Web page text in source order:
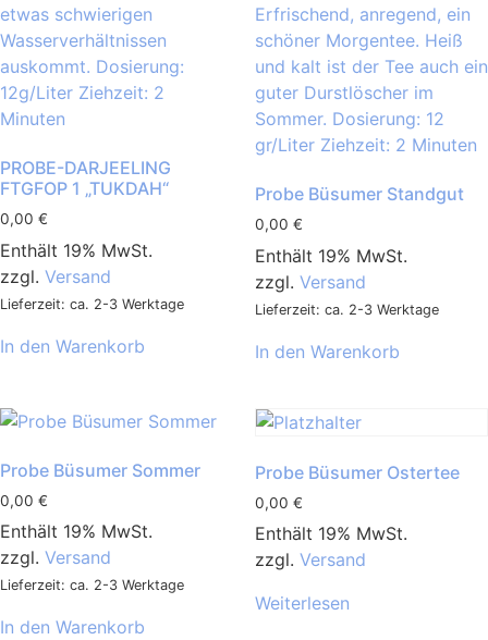
PROBE-DARJEELING
FTGFOP 1 „TUKDAH“
0,00 €
Enthält 19% MwSt.
zzgl. Versand
Lieferzeit: ca. 2-3 Werktage
In den Warenkorb
Probe Büsumer Standgut
0,00 €
Enthält 19% MwSt.
zzgl. Versand
Lieferzeit: ca. 2-3 Werktage
In den Warenkorb
Probe Büsumer Sommer
0,00 €
Enthält 19% MwSt.
zzgl. Versand
Lieferzeit: ca. 2-3 Werktage
In den Warenkorb
Probe Büsumer Ostertee
0,00 €
Enthält 19% MwSt.
zzgl. Versand
Weiterlesen